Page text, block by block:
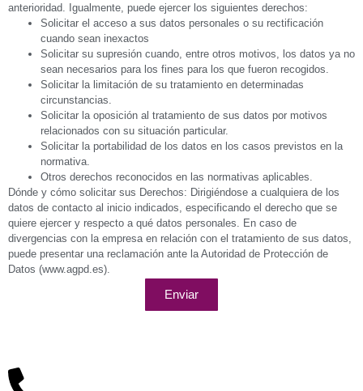
anterioridad. Igualmente, puede ejercer los siguientes derechos:
Solicitar el acceso a sus datos personales o su rectificación
cuando sean inexactos
Solicitar su supresión cuando, entre otros motivos, los datos ya no
sean necesarios para los fines para los que fueron recogidos.
Solicitar la limitación de su tratamiento en determinadas
circunstancias.
Solicitar la oposición al tratamiento de sus datos por motivos
relacionados con su situación particular.
Solicitar la portabilidad de los datos en los casos previstos en la
normativa.
Otros derechos reconocidos en las normativas aplicables.
Dónde y cómo solicitar sus Derechos: Dirigiéndose a cualquiera de los
datos de contacto al inicio indicados, especificando el derecho que se
quiere ejercer y respecto a qué datos personales. En caso de
divergencias con la empresa en relación con el tratamiento de sus datos,
puede presentar una reclamación ante la Autoridad de Protección de
Datos (www.agpd.es).
Enviar